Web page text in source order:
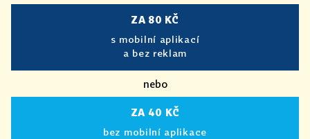
ZA 80 KČ
s mobilní aplikací
a bez reklam
nebo
ZA 40 KČ
bez mobilní aplikace